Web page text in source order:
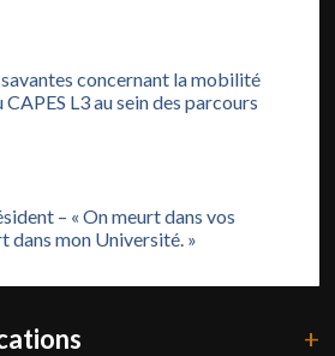
concernant la mobilité
CAPES L3 au sein des parcours
– « On meurt dans vos
dans mon Université. »
+